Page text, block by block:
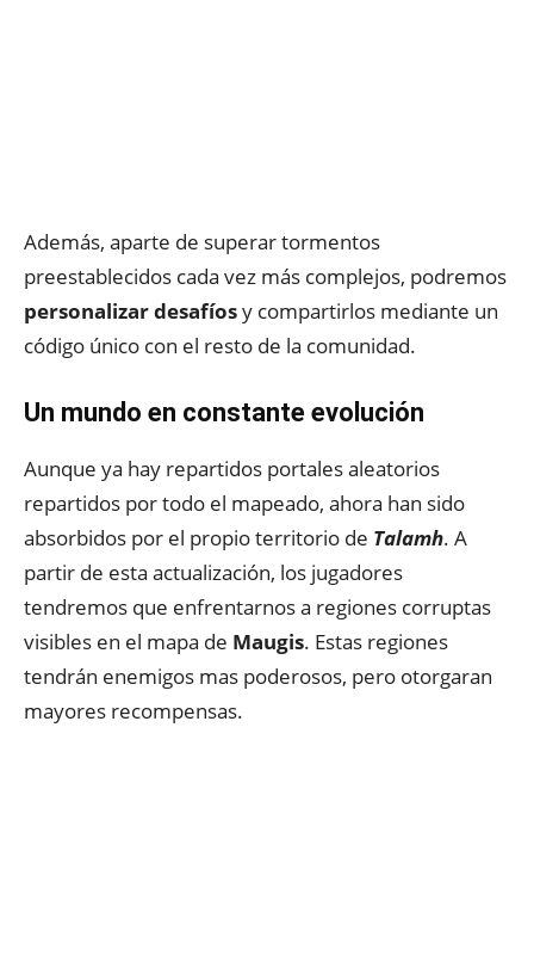
Además, aparte de superar tormentos
preestablecidos cada vez más complejos, podremos
personalizar desafíosy compartirlos mediante un
código único con el resto de la comunidad.
Un mundo en constante evolución
Aunque ya hay repartidos portales aleatorios
repartidos por todo el mapeado, ahora han sido
absorbidos por el propio territorio de Talamh. A
partir de esta actualización, los jugadores
tendremos que enfrentarnos a regiones corruptas
visibles en el mapa de Maugis. Estas regiones
tendrán enemigos mas poderosos, pero otorgaran
mayores recompensas.